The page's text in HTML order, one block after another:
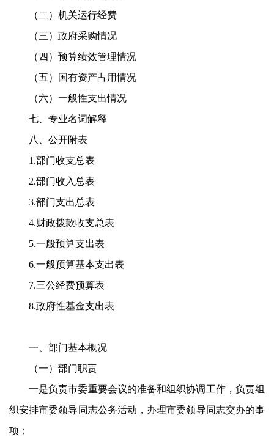
（二）机关运行经费
（三）政府采购情况
（四）预算绩效管理情况
（五）国有资产占用情况
（六）一般性支出情况
七、专业名词解释
八、公开附表
1.部门收支总表
2.部门收入总表
3.部门支出总表
4.财政拨款收支总表
5.一般预算支出表
6.一般预算基本支出表
7.三公经费预算表
8.政府性基金支出表
一、部门基本概况
（一）部门职责
一是负责市委重要会议的准备和组织协调工作，负责组
织安排市委领导同志公务活动，办理市委领导同志交办的事
项；